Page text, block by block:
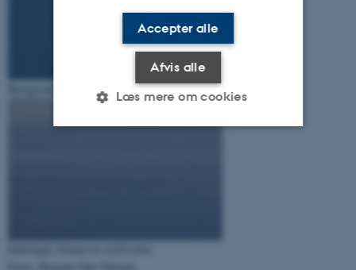
Aythya marila
Accepter alle
Afvis alle
Læs mere om cookies